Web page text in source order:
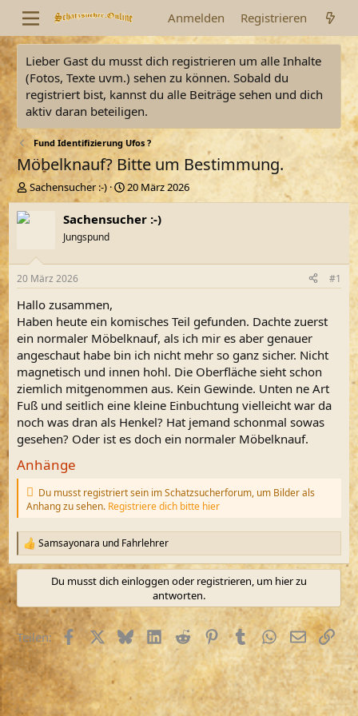
Anmelden Registrieren
Lieber Gast du musst dich registrieren um alle Inhalte
(Fotos, Texte uvm.) sehen zu können. Sobald du
registriert bist, kannst du alle Beiträge sehen und dich
aktiv daran beteiligen.
Fund Identifizierung Ufos ?
Möbelknauf? Bitte um Bestimmung.
E
r
s
l
e
r
Sachensucher :-)
E
r
s
t
m
20 März 2026
Sachensucher :-)
Jungspund
20 März 2026 #1
Hallo zusammen,
Haben heute ein komisches Teil gefunden. Dachte zuerst
ein normaler Möbelknauf, als ich mir es aber genauer
angeschaut habe bin ich nicht mehr so ganz sicher. Nicht
magnetisch und innen hohl. Die Oberfläche sieht schon
ziemlich mitgenommen aus. Kein Gewinde. Unten ne Art
Fuß und seitlich eine kleine Einbuchtung vielleicht war da
noch was dran als Henkel? Hat jemand schonmal sowas
gesehen? Oder ist es doch ein normaler Möbelknauf.
Anhänge
Du musst registriert sein im Schatzsucherforum, um Bilder als
Anhang zu sehen. Registriere dich bitte hier
R
e
a
i
n
e
n
Samsayonara und Fahrlehrer
Du musst dich einloggen oder registrieren, um hier zu
antworten.
Teilen: FacebookX (Twitter)
BlueskyLinkedInRedditPinterestTumblrWhatsApp
E-MailLink